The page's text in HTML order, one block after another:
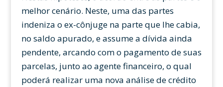
melhor cenário. Neste, uma das partes
indeniza o ex-cônjuge na parte que lhe cabia,
no saldo apurado, e assume a dívida ainda
pendente, arcando com o pagamento de suas
parcelas, junto ao agente financeiro, o qual
poderá realizar uma nova análise de crédito